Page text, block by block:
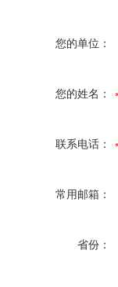
您的单位：
您的姓名：
联系电话：
常用邮箱：
省份：